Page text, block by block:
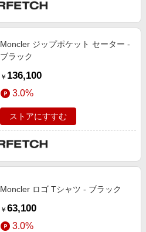
Moncler ジップポケット セーター -
ブラック
￥ 136,100
3.0%
ストアにすすむ
Moncler ロゴ Tシャツ - ブラック
￥ 63,100
3.0%